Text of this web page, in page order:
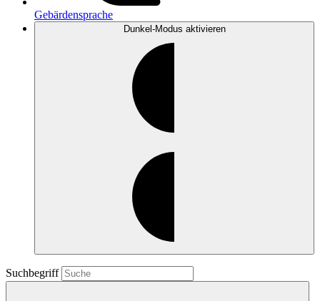
Gebärdensprache
Dunkel-Modus aktivieren
Suchbegriff